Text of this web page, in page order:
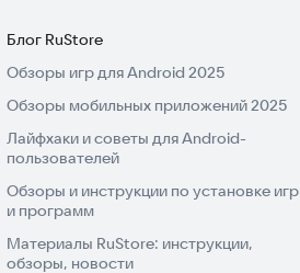
Блог RuStore
Обзоры игр для Android 2025
Обзоры мобильных приложений 2025
Лайфхаки и советы для Android-
пользователей
Обзоры и инструкции по установке игр
и программ
Материалы RuStore: инструкции,
обзоры, новости